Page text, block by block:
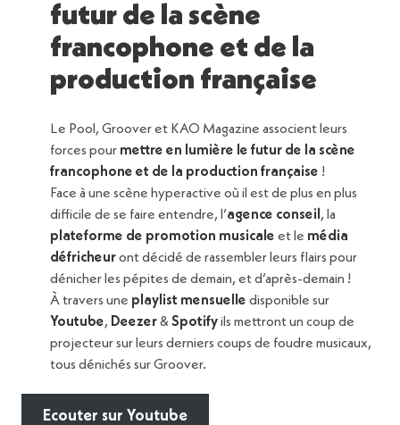
futur de la scène
francophone et de la
production française
Le Pool, Groover et KAO Magazine associent leurs
forces pour mettre en lumière le futur de la scène
francophone et de la production française !
Face à une scène hyperactive où il est de plus en plus
difficile de se faire entendre, l’agence conseil , la
plateforme de promotion musicale et le média
défricheuront décidé de rassembler leurs flairs pour
dénicher les pépites de demain, et d’après-demain !
À travers une playlist mensuelle disponible sur
Youtube, Deezer& Spotifyils mettront un coup de
projecteur sur leurs derniers coups de foudre musicaux,
tous dénichés sur Groover.
Ecouter sur Youtube